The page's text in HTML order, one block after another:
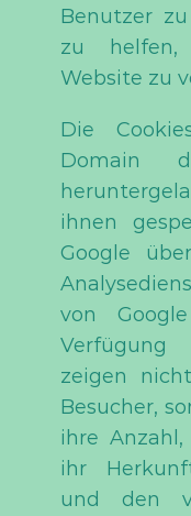
Benutzer
zu helfen,
Website zu
Die
Domain
ihnen
Google
von
Verfügung
zeigen
Besucher,
ihre
ihr
und den